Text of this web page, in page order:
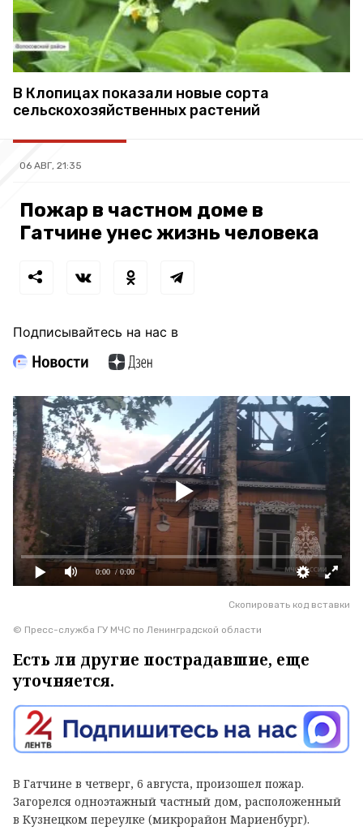
В Клопицах показали новые сорта
сельскохозяйственных растений
06 АВГ, 21:35
Пожар в частном доме в
Гатчине унес жизнь человека
Подписывайтесь на нас в
0:00 / 0:00
Скопировать код вставки
© Пресс-служба ГУ МЧС по Ленинградской области
Есть ли другие пострадавшие, еще
уточняется.
В Гатчине в четверг, 6 августа, произошел пожар.
Загорелся одноэтажный частный дом, расположенный
в Кузнецком переулке (микрорайон Мариенбург).